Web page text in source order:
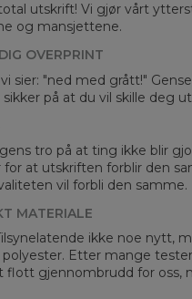
A -
B -
utskrift! Vi gjør vårt
og mansjettene.
OVERPRINT
sier: "ned med grått!"
på at du vil skille deg
tro på at ting ikke blir
for at utskriften forblir den
vil forbli den samme.
MATERIALE
ikke noe nytt,
Etter mange
flott gjennombrudd for oss,